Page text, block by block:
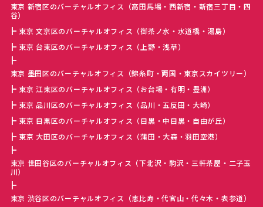
東京 新宿区のバーチャルオフィス（高田馬場・西新宿・新宿三丁目・四
谷）
東京 文京区のバーチャルオフィス（御茶ノ水・水道橋・湯島）
東京 台東区のバーチャルオフィス（上野・浅草）
東京 墨田区のバーチャルオフィス（錦糸町・両国・東京スカイツリー）
東京 江東区のバーチャルオフィス（お台場・有明・豊洲）
東京 品川区のバーチャルオフィス（品川・五反田・大崎）
東京 目黒区のバーチャルオフィス（目黒・中目黒・自由が丘）
東京 大田区のバーチャルオフィス（蒲田・大森・羽田空港）
東京 世田谷区のバーチャルオフィス（下北沢・駒沢・三軒茶屋・二子玉
川）
東京 渋谷区のバーチャルオフィス（恵比寿・代官山・代々木・表参道）